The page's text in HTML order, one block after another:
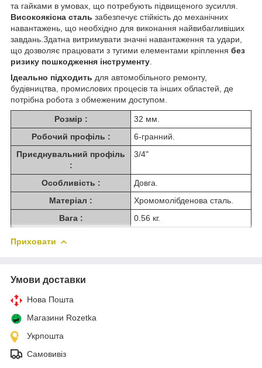
та гайками в умовах, що потребують підвищеного зусилля.
Високоякісна сталь забезпечує стійкість до механічних
навантажень, що необхідно для виконання найвибагливіших
завдань.Здатна витримувати значні навантаження та удари,
що дозволяє працювати з тугими елементами кріплення без
ризику пошкодження інструменту
Ідеально підходить для автомобільного ремонту,
будівництва, промислових процесів та інших областей, де
потрібна робота з обмеженим доступом.
Розмір :
32 мм.
Робочий профіль :
6-гранний.
Приєднувальний профіль
:
3/4"
Особливість :
Довга.
Матеріал :
Хромомолібденова сталь.
Вага :
0.56 кг.
Приховати
Умови доставки
Нова Пошта
Магазини Rozetka
Укрпошта
Самовивіз